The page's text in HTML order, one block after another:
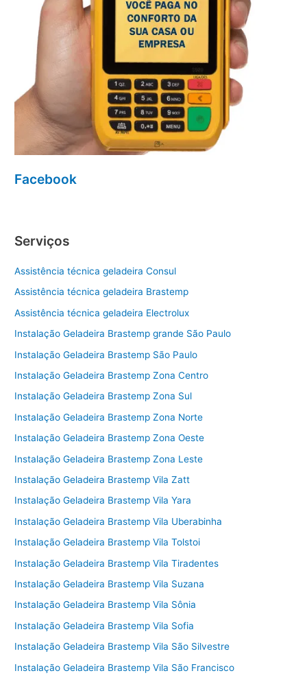
Facebook
Serviços
Assistência técnica geladeira Consul
Assistência técnica geladeira Brastemp
Assistência técnica geladeira Electrolux
Instalação Geladeira Brastemp grande São Paulo
Instalação Geladeira Brastemp São Paulo
Instalação Geladeira Brastemp Zona Centro
Instalação Geladeira Brastemp Zona Sul
Instalação Geladeira Brastemp Zona Norte
Instalação Geladeira Brastemp Zona Oeste
Instalação Geladeira Brastemp Zona Leste
Instalação Geladeira Brastemp Vila Zatt
Instalação Geladeira Brastemp Vila Yara
Instalação Geladeira Brastemp Vila Uberabinha
Instalação Geladeira Brastemp Vila Tolstoi
Instalação Geladeira Brastemp Vila Tiradentes
Instalação Geladeira Brastemp Vila Suzana
Instalação Geladeira Brastemp Vila Sônia
Instalação Geladeira Brastemp Vila Sofia
Instalação Geladeira Brastemp Vila São Silvestre
Instalação Geladeira Brastemp Vila São Francisco